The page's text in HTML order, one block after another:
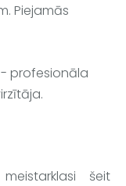
Piejamās
profesionāla